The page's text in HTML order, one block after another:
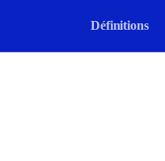
Définitions